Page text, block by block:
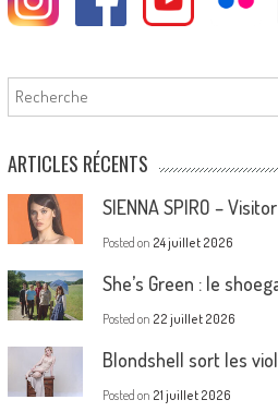
Rechercher
ARTICLES RÉCENTS
SIENNA SPIRO –
Posted on 24 juillet 2026
She’s Green : le
Posted on 22 juillet 2026
Blondshell sort les
Posted on 21 juillet 2026